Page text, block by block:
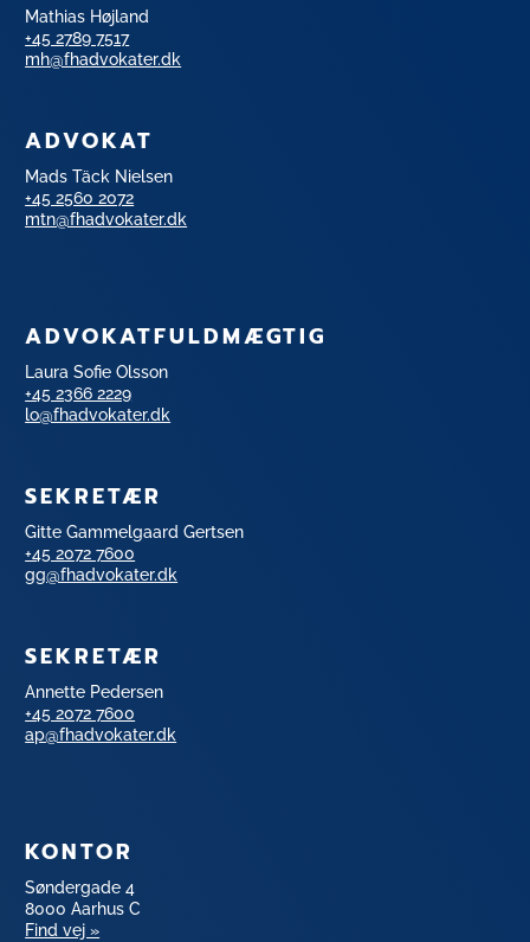
Mathias Højland
+45 2789 7517
mh@fhadvokater.dk
ADVOKAT
Mads Täck Nielsen
+45 2560 2072
mtn@fhadvokater.dk
ADVOKATFULDMÆGTIG
Laura Sofie Olsson
+45 2366 2229
lo@fhadvokater.dk
SEKRETÆR
Gitte Gammelgaard Gertsen
+45 2072 7600
gg@fhadvokater.dk
SEKRETÆR
Annette Pedersen
+45 2072 7600
ap@fhadvokater.dk
KONTOR
Søndergade 4
8000 Aarhus C
Find vej »